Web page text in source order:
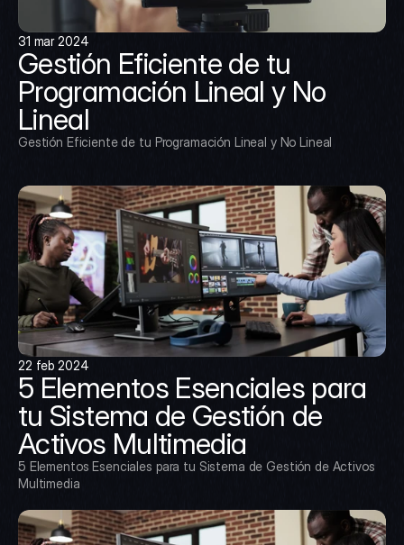
31 mar 2024
Gestión Eficiente de tu
Programación Lineal y No
Lineal
Gestión Eficiente de tu Programación Lineal y No Lineal
22 feb 2024
5 Elementos Esenciales para
tu Sistema de Gestión de
Activos Multimedia
5 Elementos Esenciales para tu Sistema de Gestión de Activos
Multimedia